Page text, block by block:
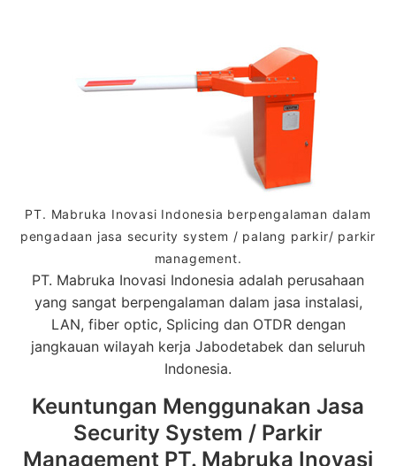
PT. Mabruka Inovasi Indonesia berpengalaman dalam
pengadaan jasa security system / palang parkir/ parkir
management.
PT. Mabruka Inovasi Indonesia adalah perusahaan
yang sangat berpengalaman dalam jasa instalasi,
LAN, fiber optic, Splicing dan OTDR dengan
jangkauan wilayah kerja Jabodetabek dan seluruh
Indonesia.
Keuntungan Menggunakan Jasa
Security System / Parkir
Management PT. Mabruka Inovasi